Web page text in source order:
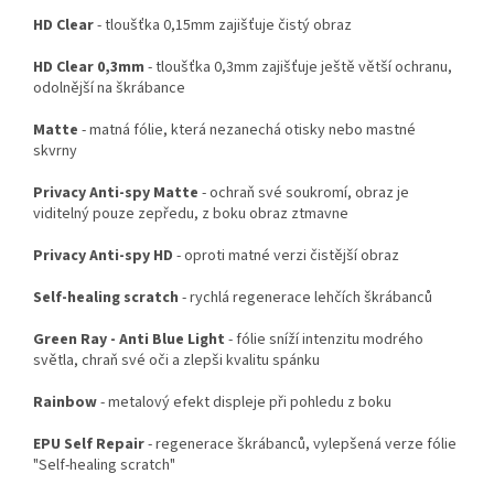
HD Clear- tloušťka 0,15mm zajišťuje čistý obraz
HD Clear 0,3mm - tloušťka 0,3mm zajišťuje ještě větší ochranu,
odolnější na škrábance
Matte - matná fólie, která nezanechá otisky nebo mastné
skvrny
Privacy Anti-spy Matte - ochraň své soukromí, obraz je
viditelný pouze zepředu, z boku obraz ztmavne
Privacy Anti-spy HD - oproti matné verzi čistější obraz
Self-healing scratch - rychlá regenerace lehčích škrábanců
Green Ray - Anti Blue Light - fólie sníží intenzitu modrého
světla, chraň své oči a zlepši kvalitu spánku
Rainbow- metalový efekt displeje při pohledu z boku
EPU Self Repair- regenerace škrábanců, vylepšená verze fólie
"Self-healing scratch"